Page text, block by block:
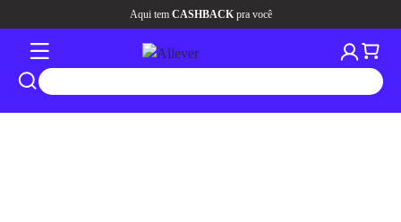
Aqui tem CASHBACKpra você